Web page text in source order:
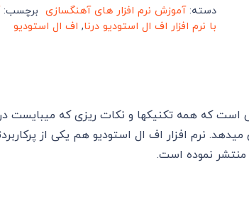
دسته:آموزش نرم افزار های آهنگسازی برچسب:
با نرم افزار اف ال استودیو درنا, اف ال استودیو
که همه تکنیکها و نکات ریزی که میبایست
نرم افزار اف ال استودیو هم یکی از
نموده است.